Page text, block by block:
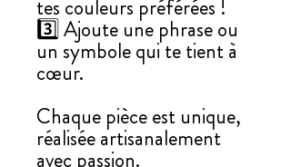
tes couleurs préférées !
3️⃣ Ajoute une phrase ou
un symbole qui te tient à
cœur.
Chaque pièce est unique,
réalisée artisanalement
avec passion.